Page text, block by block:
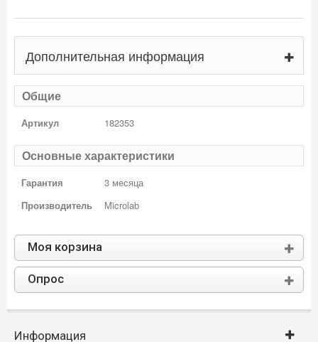
Дополнительная информация
Общие
Артикул 182353
Основные характеристики
Гарантия
3 месяца
Производитель
Microlab
Моя корзина
Опрос
Информация